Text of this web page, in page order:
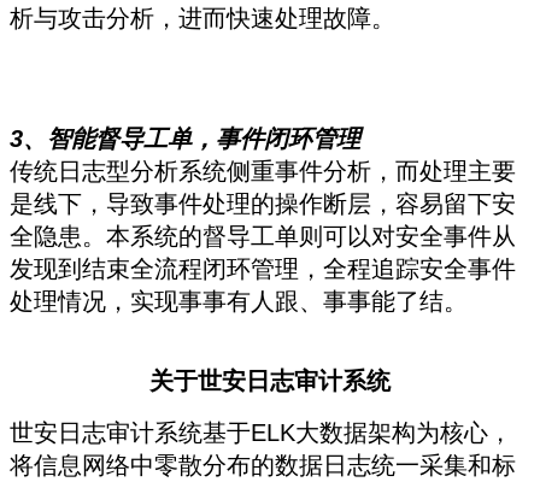
析与攻击分析，进而快速处理故障。
3、智能督导工单，事件闭环管理
传统日志型分析系统侧重事件分析，而处理主要
是线下，导致事件处理的操作断层，容易留下安
全隐患。本系统的督导工单则可以对安全事件从
发现到结束全流程闭环管理，全程追踪安全事件
处理情况，实现事事有人跟、事事能了结。
关于世安日志审计系统
世安日志审计系统基于ELK大数据架构为核心，
将信息网络中零散分布的数据日志统一采集和标